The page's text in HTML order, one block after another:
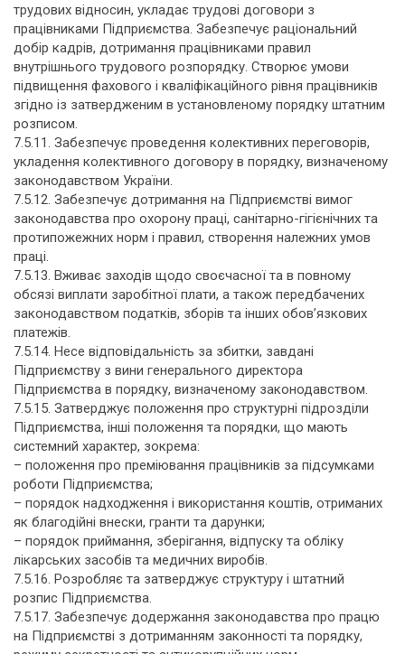
трудових відносин, укладає трудові договори з
працівниками Підприємства. Забезпечує раціональний
добір кадрів, дотримання працівниками правил
внутрішнього трудового розпорядку. Створює умови
підвищення фахового і кваліфікаційного рівня працівників
згідно із затвердженим в установленому порядку штатним
розписом.
7.5.11. Забезпечує проведення колективних переговорів,
укладення колективного договору в порядку, визначеному
законодавством України.
7.5.12. Забезпечує дотримання на Підприємстві вимог
законодавства про охорону праці, санітарно-гігієнічних та
протипожежних норм і правил, створення належних умов
праці.
7.5.13. Вживає заходів щодо своєчасної та в повному
обсязі виплати заробітної плати, а також передбачених
законодавством податків, зборів та інших обов’язкових
платежів.
7.5.14. Несе відповідальність за збитки, завдані
Підприємству з вини генерального директора
Підприємства в порядку, визначеному законодавством.
7.5.15. Затверджує положення про структурні підрозділи
Підприємства, інші положення та порядки, що мають
системний характер, зокрема:
– положення про преміювання працівників за підсумками
роботи Підприємства;
– порядок надходження і використання коштів, отриманих
як благодійні внески, гранти та дарунки;
– порядок приймання, зберігання, відпуску та обліку
лікарських засобів та медичних виробів.
7.5.16. Розробляє та затверджує структуру і штатний
розпис Підприємства.
7.5.17. Забезпечує додержання законодавства про працю
на Підприємстві з дотриманням законності та порядку,